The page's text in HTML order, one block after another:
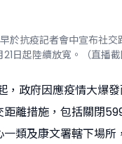
於抗疫記者會中宣布社交
日起陸續放寬。（直播截
，政府因應疫情大爆
距離措施，包括關閉
一類及康文署轄下場所